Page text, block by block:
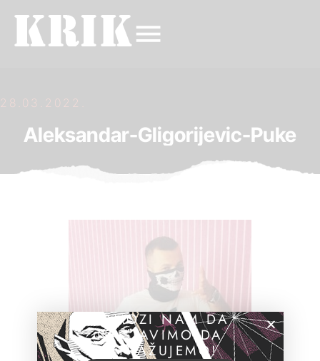
28.03.2022.
Aleksandar-Gligorijevic-Puke
POMOZI NAM DA
NASTAVIMO DA
ISTRAŽUJEMO!